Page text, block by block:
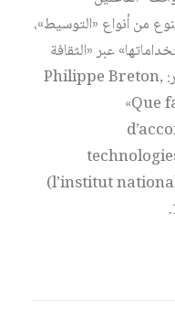
من أنواع «التوسيط»،
عبر «الثقافة
المهنيّة للقادة والمراقبين» للمزيد، انظر: Philippe Breton,
«Que
(l’institut